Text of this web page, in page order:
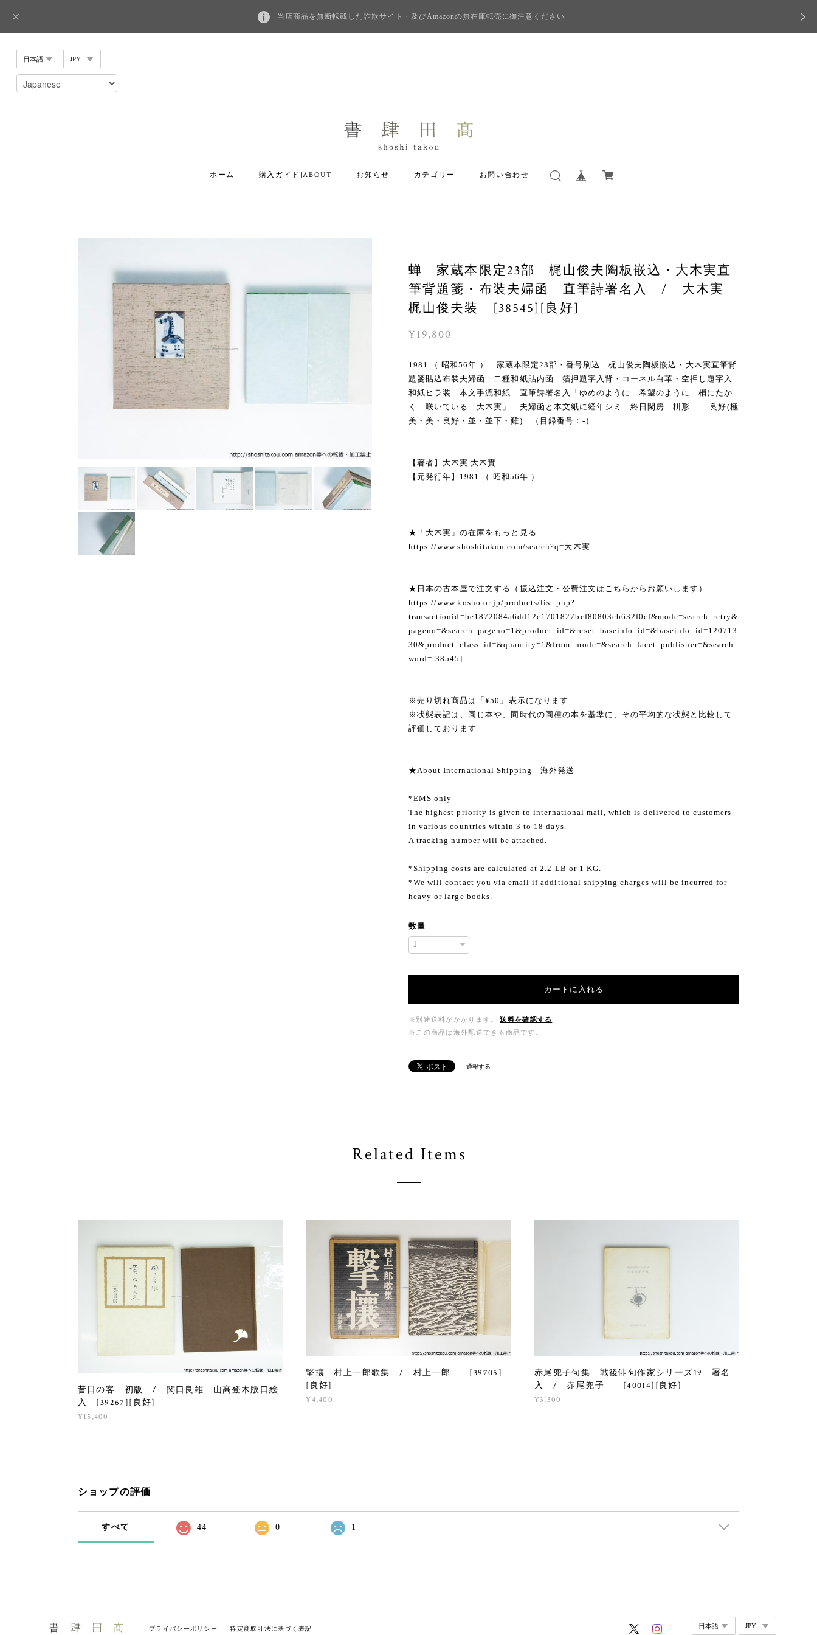
当店商品を無断転載した詐欺サイト・及びAmazonの無在庫転売に御注意ください
ホーム 購入ガイド|ABOUT お知らせ カテゴリー お問い合わせ
蝉 家蔵本限定23部 梶山俊夫陶板嵌込・大木実直
筆背題箋・布装夫婦函 直筆詩署名入 / 大木実
梶山俊夫装 [38545][良好]
¥19,800
1981 （ 昭和56年 ） 家蔵本限定23部・番号刷込 梶山俊夫陶板嵌込・大木実直筆背
題箋貼込布装夫婦函 二種和紙貼内函 箔押題字入背・コーネル白革・空押し題字入
和紙ヒラ装 本文手漉和紙 直筆詩署名入「ゆめのように 希望のように 梢にたか
く 咲いている 大木実」 夫婦函と本文紙に経年シミ 終日閑房 枡形 良好(極
美・美・良好・並・並下・難) （目録番号：-）
【著者】大木実 大木實
【元発行年】1981 （ 昭和56年 ）
★「大木実」の在庫をもっと見る
https://www.shoshitakou.com/search?q=大木実
★日本の古本屋で注文する（振込注文・公費注文はこちらからお願いします）
https://www.kosho.or.jp/products/list.php?
transactionid=be1872084a6dd12c1701827bcf80803cb632f0cf&mode=search_retry&
pageno=&search_pageno=1&product_id=&reset_baseinfo_id=&baseinfo_id=120713
30&product_class_id=&quantity=1&from_mode=&search_facet_publisher=&search_
word=[38545]
※売り切れ商品は「¥50」表示になります
※状態表記は、同じ本や、同時代の同種の本を基準に、その平均的な状態と比較して
評価しております
★About International Shipping 海外発送
*EMS only
The highest priority is given to international mail, which is delivered to customers
in various countries within 3 to 18 days.
A tracking number will be attached.
*Shipping costs are calculated at 2.2 LB or 1 KG.
*We will contact you via email if additional shipping charges will be incurred for
heavy or large books.
数量
カートに入れる
※別途送料がかかります。
送料を確認する
※この商品は海外配送できる商品です。
通報する
Related Items
昔日の客 初版 / 関口良雄 山高登木版口絵
入 [39267][良好]
¥15,400
撃攘 村上一郎歌集 / 村上一郎 [39705]
[良好]
¥4,400
赤尾兜子句集 戦後俳句作家シリーズ19 署名
入 / 赤尾兜子 [40014][良好]
¥3,300
ショップの評価
すべて 44 0 1
プライバシーポリシー 特定商取引法に基づく表記